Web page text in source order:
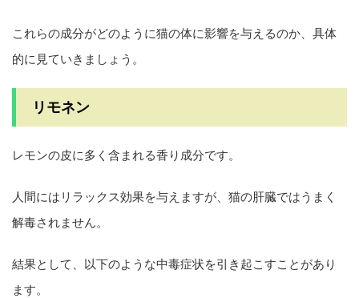
これらの成分がどのように猫の体に影響を与えるのか、具体
的に見ていきましょう。
リモネン
レモンの皮に多く含まれる香り成分です。
人間にはリラックス効果を与えますが、猫の肝臓ではうまく
解毒されません。
結果として、以下のような中毒症状を引き起こすことがあり
ます。